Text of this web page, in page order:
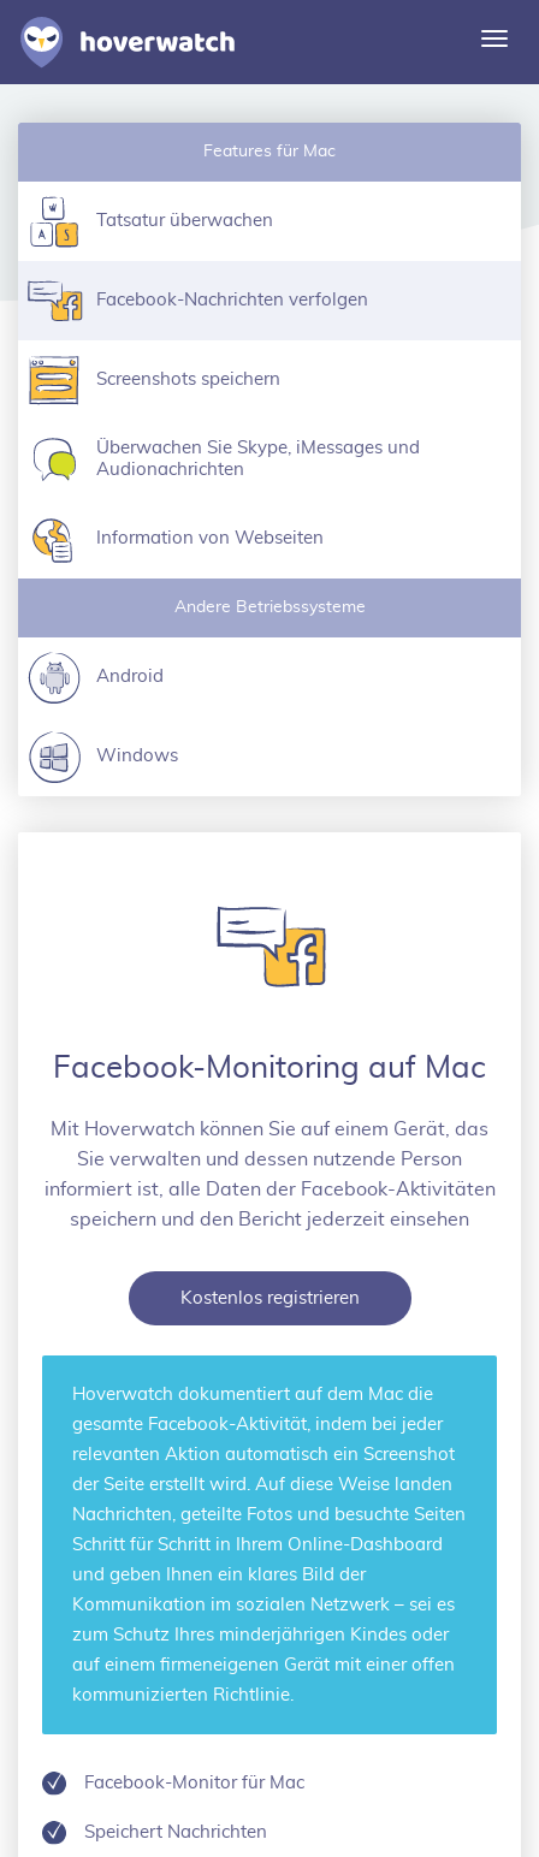
Funktionen
Einloggen
Features für Mac
Tatsatur überwachen
Facebook-Nachrichten verfolgen
Screenshots speichern
Überwachen Sie Skype, iMessages und
Audionachrichten
Information von Webseiten
Andere Betriebssysteme
Android
Windows
Facebook-Monitoring auf Mac
Mit Hoverwatch können Sie auf einem Gerät, das
Sie verwalten und dessen nutzende Person
informiert ist, alle Daten der Facebook-Aktivitäten
speichern und den Bericht jederzeit einsehen
Kostenlos registrieren
Hoverwatch dokumentiert auf dem Mac die
gesamte Facebook-Aktivität, indem bei jeder
relevanten Aktion automatisch ein Screenshot
der Seite erstellt wird. Auf diese Weise landen
Nachrichten, geteilte Fotos und besuchte Seiten
Schritt für Schritt in Ihrem Online-Dashboard
und geben Ihnen ein klares Bild der
Kommunikation im sozialen Netzwerk – sei es
zum Schutz Ihres minderjährigen Kindes oder
auf einem firmeneigenen Gerät mit einer offen
kommunizierten Richtlinie.
Facebook-Monitor für Mac
Speichert Nachrichten